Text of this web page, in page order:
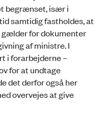
begrænset, især i
samtidig fastholdes, at
for dokumenter
af ministre. I
i forarbejderne –
for at undtage
det derfor også her
overvejes at give